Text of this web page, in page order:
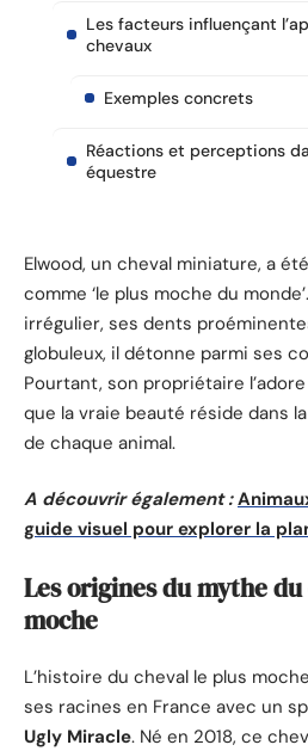
Les facteurs influençant
chevaux
Exemples concrets
Réactions et perceptions
équestre
Elwood, un cheval miniature, a
comme ‘le plus moche du
irrégulier, ses dents
globuleux, il détonne parmi ses
Pourtant, son propriétaire
que la vraie beauté réside dans
de chaque animal.
A découvrir également :
guide visuel pour explorer la
Les origines du mythe
moche
L’histoire du cheval le plus
ses racines en France avec un
Ugly Miracle. Né en 2018, ce